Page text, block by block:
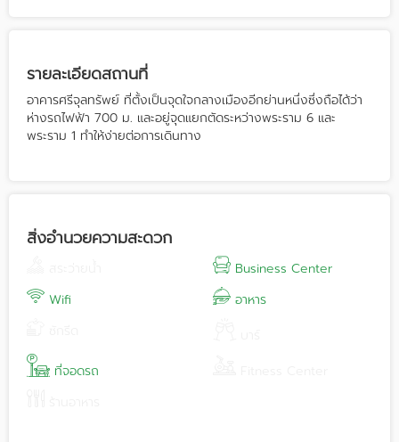
รายละเอียดสถานที่
อาคารศรีจุลทรัพย์ ที่ตั้งเป็นจุดใจกลางเมืองอีกย่านหนึ่งซึ่งถือได้ว่า
ห่างรถไฟฟ้า 700 ม. และอยู่จุดแยกตัดระหว่างพระราม 6 และ
พระราม 1 ทำให้ง่ายต่อการเดินทาง
สิ่งอำนวยความสะดวก
Business Center
Wifi
อาหาร
ที่จอดรถ